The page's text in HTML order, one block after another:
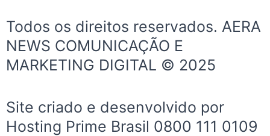
e
b
o
o
f
t
a
g
r
t
u
b
e
Todos os direitos reservados. AERA
NEWS COMUNICAÇÃO E
MARKETING DIGITAL © 2025
Site criado e desenvolvido por
Hosting Prime Brasil 0800 111 0109